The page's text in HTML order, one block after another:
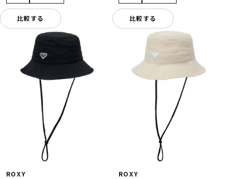
比較する 比較する
ROXY ROXY